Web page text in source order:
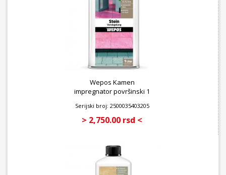
Wepos Kamen
impregnator površinski 1
Serijski broj: 2500035403205
> 2,750.00 rsd <